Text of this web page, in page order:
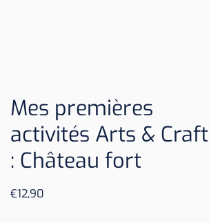
Mes premières
activités Arts & Craft
: Château fort
€12,90